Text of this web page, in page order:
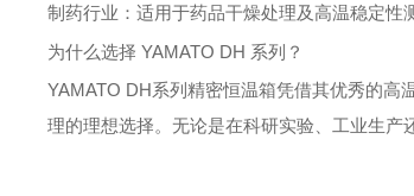
制药行业：适用于药品干燥处理及高温稳定性
为什么选择 YAMATO DH 系列？
YAMATO DH系列精密恒温箱凭借其优秀的高
理的理想选择。无论是在科研实验、工业生产